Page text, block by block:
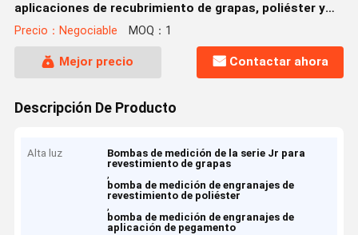
aplicaciones de recubrimiento de grapas, poliéster y
pegamento
Precio：Negociable MOQ：1
Mejor precio Contactar ahora
Descripción De Producto
Alta luz
Bombas de medición de la serie Jr para
revestimiento de grapas
,
bomba de medición de engranajes de
revestimiento de poliéster
,
bomba de medición de engranajes de
aplicación de pegamento